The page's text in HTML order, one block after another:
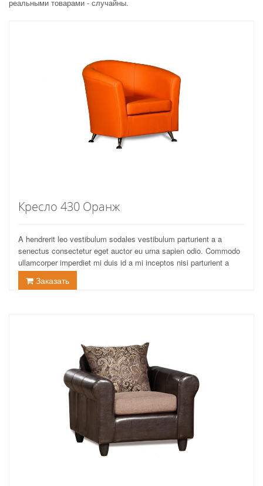
реальными товарами - случайны.
Кресло 430 Оранж
A hendrerit leo vestibulum sodales vestibulum parturient a a
senectus consectetur eget auctor eu urna sapien odio. Commodo
ullamcorper imperdiet mi duis id a mi inceptos nisi parturient a
augue aptent...
Заказать